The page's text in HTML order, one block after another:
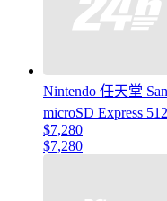
Nintendo 任天堂
microSD Express
$7,280
$7,280